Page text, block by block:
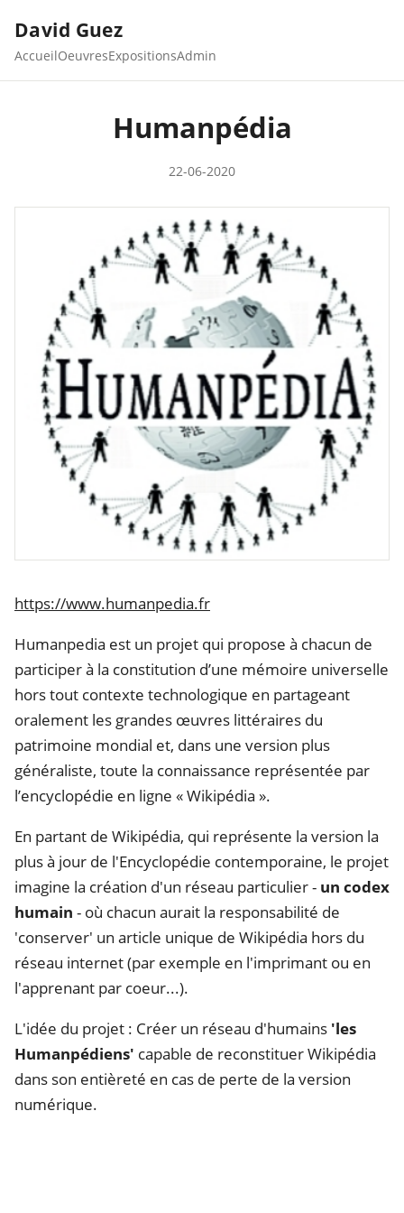
David Guez
AccueilOeuvresExpositionsAdmin
Humanpédia
22-06-2020
https://www.humanpedia.fr
Humanpedia est un projet qui propose à chacun de
participer à la constitution d’une mémoire universelle
hors tout contexte technologique en partageant
oralement les grandes œuvres littéraires du
patrimoine mondial et, dans une version plus
généraliste, toute la connaissance représentée par
l’encyclopédie en ligne « Wikipédia ».
En partant de Wikipédia, qui représente la version la
plus à jour de l'Encyclopédie contemporaine, le projet
imagine la création d'un réseau particulier - un codex
humain - où chacun aurait la responsabilité de
'conserver' un article unique de Wikipédia hors du
réseau internet (par exemple en l'imprimant ou en
l'apprenant par coeur...).
L'idée du projet : Créer un réseau d'humains 'les
Humanpédiens' capable de reconstituer Wikipédia
dans son entièreté en cas de perte de la version
numérique.